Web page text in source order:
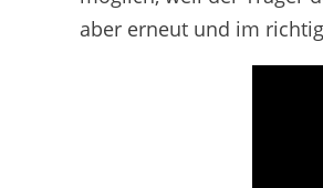
aber erneut und im